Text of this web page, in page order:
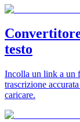
testo
Incolla un link a un
trascrizione
caricare.